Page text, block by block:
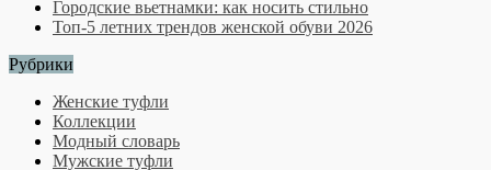
Городские вьетнамки: как носить стильно
Топ-5 летних трендов женской обуви 2026
Рубрики
Женские туфли
Коллекции
Модный словарь
Мужские туфли